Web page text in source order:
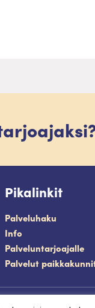
Pikalinkit
Palveluhaku
Info
Palveluntarjoajalle
Palvelut